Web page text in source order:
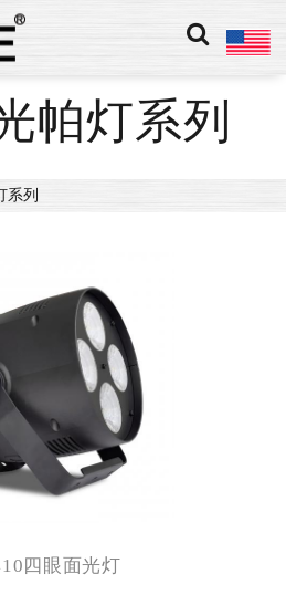
帕灯系列
系列
四眼面光灯